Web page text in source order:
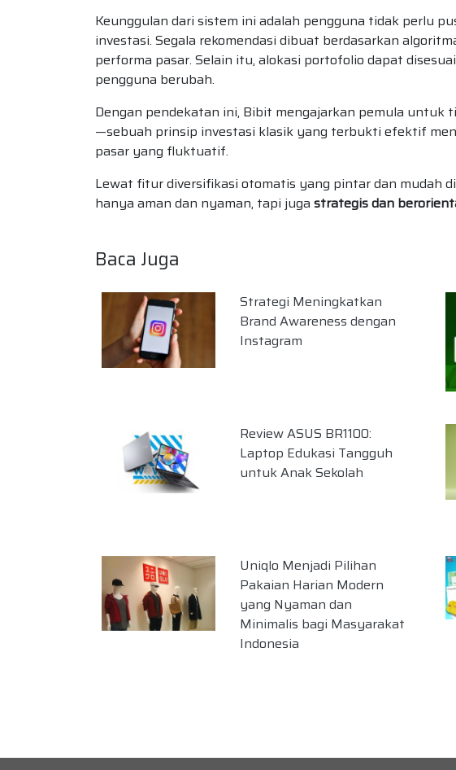
Keunggulan dari sistem ini adalah pengguna tidak perlu
investasi. Segala rekomendasi dibuat berdasarkan
performa pasar. Selain itu, alokasi portofolio dapat
pengguna berubah.
Dengan pendekatan ini, Bibit mengajarkan pemula untuk
—sebuah prinsip investasi klasik yang terbukti efektif
pasar yang fluktuatif.
Lewat fitur diversifikasi otomatis yang pintar dan mudah
hanya aman dan nyaman, tapi juga strategis dan
Baca Juga
Strategi Meningkatkan
Brand Awareness dengan
Instagram
Review ASUS BR1100:
Laptop Edukasi Tangguh
untuk Anak Sekolah
Uniqlo Menjadi Pilihan
Pakaian Harian Modern
yang Nyaman dan
Minimalis bagi Masyarakat
Indonesia